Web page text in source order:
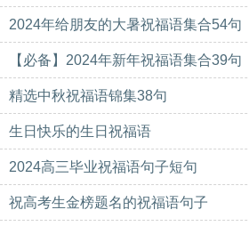
2024年给朋友的大暑祝福语集合54句
【必备】2024年新年祝福语集合39句
精选中秋祝福语锦集38句
生日快乐的生日祝福语
2024高三毕业祝福语句子短句
祝高考生金榜题名的祝福语句子